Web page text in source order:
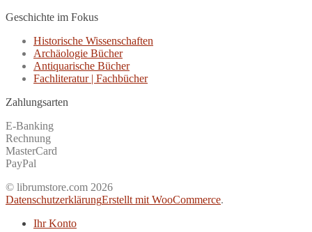
Geschichte im Fokus
Historische Wissenschaften
Archäologie Bücher
Antiquarische Bücher
Fachliteratur | Fachbücher
Zahlungsarten
E-Banking
Rechnung
MasterCard
PayPal
© librumstore.com 2026
DatenschutzerklärungErstellt mit WooCommerce.
Ihr Konto